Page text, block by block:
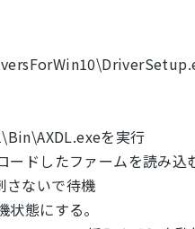
を実行
ドしたファームを読み込
ないで待機
態にする。